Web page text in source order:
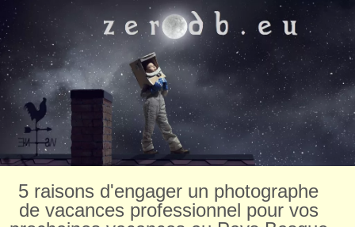
5 raisons d'engager un photographe
de vacances professionnel pour vos